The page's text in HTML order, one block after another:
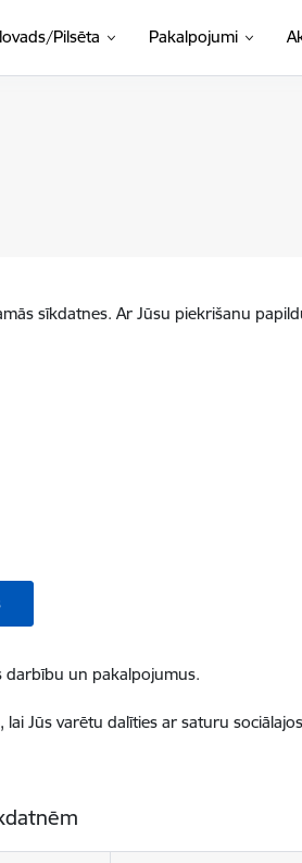
Pilsēta Pakalpojumi
sīkdatnes. Ar Jūsu piekrišanu
darbību un pakalpojumus.
Jūs varētu dalīties ar saturu